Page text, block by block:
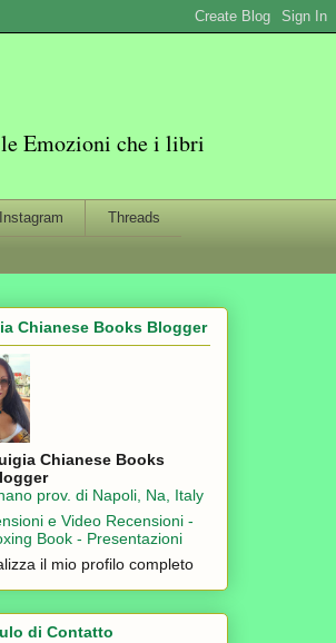
le Emozioni che i libri
Instagram Threads
Chianese Books Blogger
Chianese Books
prov. di Napoli, Na, Italy
e Video Recensioni -
Book - Presentazioni
il mio profilo completo
di Contatto